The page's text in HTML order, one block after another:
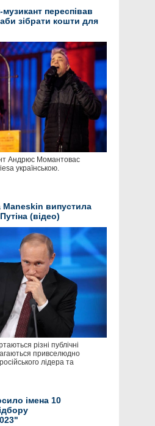
переспівав
зібрати кошти для
Андрюс Момантовас
українською.
Maneskin випустила
(відео)
різні публічні
привселюдно
лідера та
імена 10